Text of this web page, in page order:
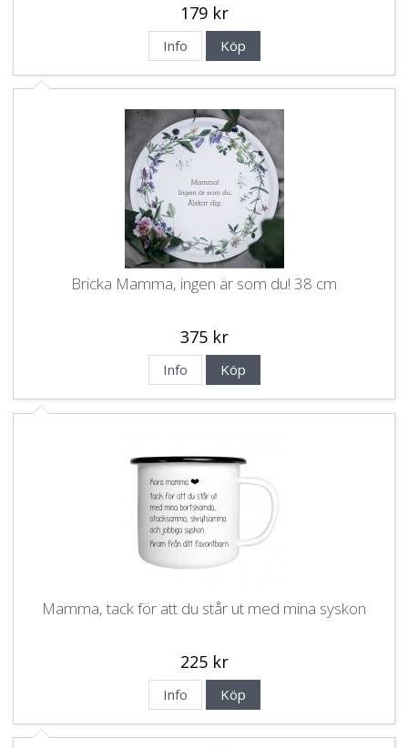
179 kr
Info Köp
Bricka Mamma, ingen är som du! 38 cm
375 kr
Info Köp
Mamma, tack för att du står ut med mina syskon
225 kr
Info Köp